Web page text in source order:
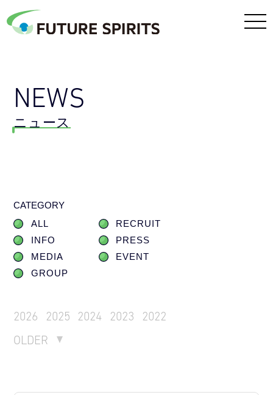
NEWS
ニュース
CATEGORY
ALL
RECRUIT
INFO
PRESS
MEDIA
EVENT
GROUP
2026 2025 2024 2023
2022
OLDER